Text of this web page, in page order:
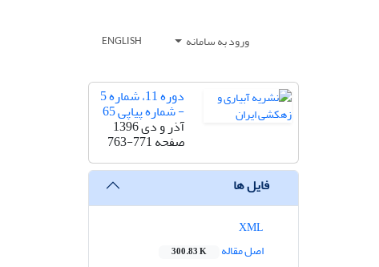
ورود به سامانه ENGLISH
دوره 11، شماره 5
- شماره پیاپی 65
آذر و دی 1396
صفحه763-771
فایل ها
اصل مقاله
300.83 K